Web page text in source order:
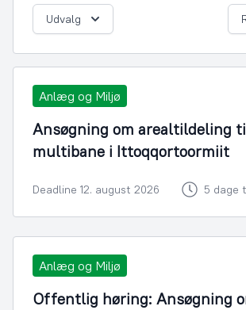
Udvalg
Anlæg og Miljø
Ansøgning om arealtildeling
multibane i Ittoqqortoormiit
Deadline 12. august 2026 5 dage
Anlæg og Miljø
Offentlig høring: Ansøgning